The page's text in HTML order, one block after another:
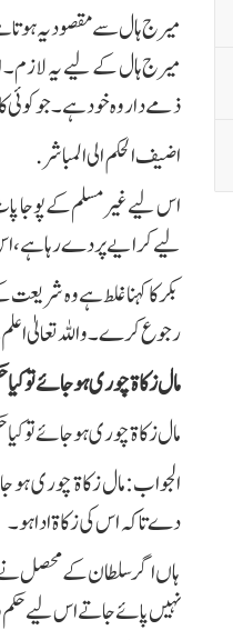
میرج ہال سے مقصود یہ ہوتا
میرج ہال کے لیے یہ لازم۔
ذمے دار وہ خود ہے۔ جو کوئی
اضيف الحكم الى المباشر.
اس لیے غیر مسلم کے پوجا
لیے کرایے پر دے رہا ہے، اس
بکر کا کہنا غلط ہے وہ
رجوع کرے۔ واللہ تعالیٰ
مال زکاۃ چوری ہو جائے تو
مال زکاۃ چوری ہو جائے تو
الجواب:مال زکاۃ چوری ہو
دے تاکہ اس کی زکاۃ ادا ہو۔
ہاں اگر سلطان کے محصل نے
نہیں پائے جاتے اس لیے حکم